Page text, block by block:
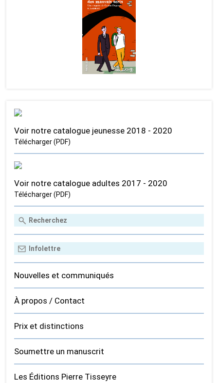
Voir notre catalogue jeunesse 2018 - 2020
Télécharger (PDF)
Voir notre catalogue adultes 2017 - 2020
Télécharger (PDF)
Nouvelles et communiqués
À propos / Contact
Prix et distinctions
Soumettre un manuscrit
Les Éditions Pierre Tisseyre